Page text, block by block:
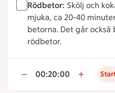
Rödbetor: Skölj och
mjuka, ca 20-40
betorna. Det går
rödbetor.
00:20:00